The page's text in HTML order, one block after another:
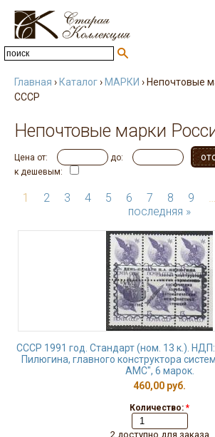
Главная › Каталог› МАРКИ › Непочтовые
СССР
Непочтовые марки
Цена от: до:
к дешевым:
1 2 3 4 5 6 7 8 9 …
последняя »
СССР 1991 год. Стандарт (ном. 13 к.).
Пилюгина, главного конструктора
АМС", 6 марок.
460,00 руб.
Количество: *
2 доступно для заказа